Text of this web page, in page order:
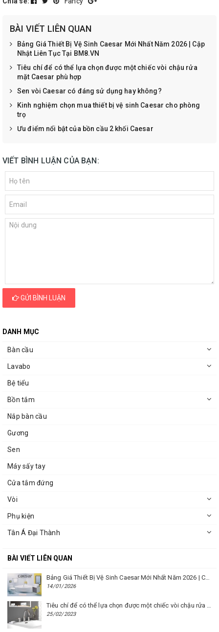
BÀI VIẾT LIÊN QUAN
Bảng Giá Thiết Bị Vệ Sinh Caesar Mới Nhất Năm 2026 | Cập
Nhật Liên Tục Tại BM8.VN
Tiêu chí để có thể lựa chọn được một chiếc vòi chậu rửa
mặt Caesar phù hợp
Sen vòi Caesar có đáng sử dụng hay không?
Kinh nghiệm chọn mua thiết bị vệ sinh Caesar cho phòng
trọ
Ưu điểm nổi bật của bồn cầu 2 khối Caesar
VIẾT BÌNH LUẬN CỦA BẠN:
GỬI BÌNH LUẬN
DANH MỤC
Bàn cầu
Lavabo
Bệ tiểu
Bồn tắm
Nắp bàn cầu
Gương
Sen
Máy sấy tay
Cửa tắm đứng
Vòi
Phụ kiện
Tân Á Đại Thành
BÀI VIẾT LIÊN QUAN
Bảng Giá Thiết Bị Vệ Sinh Caesar Mới Nhất Năm 2026 | Cập Nhật Liên Tục Tại BM8.VN
14/01/2026
25/02/2023